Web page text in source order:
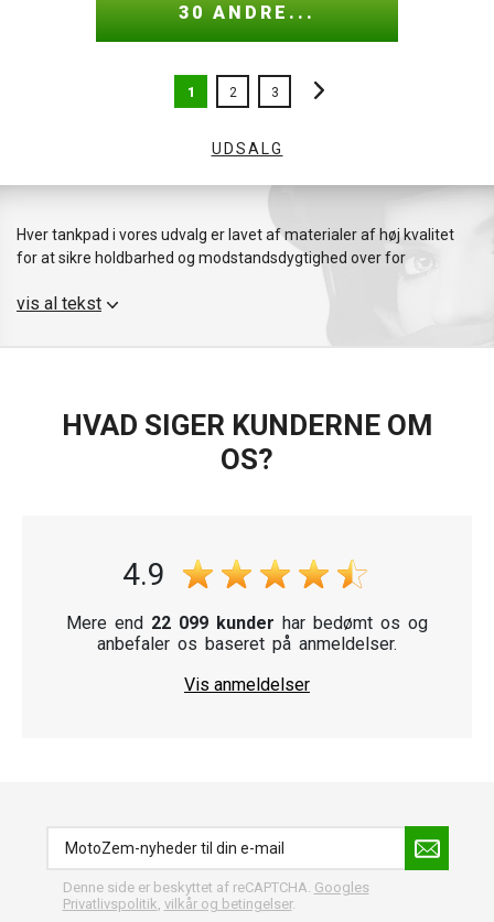
30 ANDRE...
1 2 3
UDSALG
Hver tankpad i vores udvalg er lavet af materialer af høj kvalitet
for at sikre holdbarhed og modstandsdygtighed over for
vejrforhold. Monteringen er hurtig og nem, så du nemt kan tilpasse
din cykels udseende.
Tilføj et praktisk og stilfuldt tilbehør til din motorcykel med vores
vis al tekst
HVAD SIGER KUNDERNE OM
OS?
4.9
Mere end 22 099 kunder har bedømt os og
anbefaler os baseret på anmeldelser.
Vis anmeldelser
Denne side er beskyttet af reCAPTCHA. Googles
Privatlivspolitik vilkår og betingelser.